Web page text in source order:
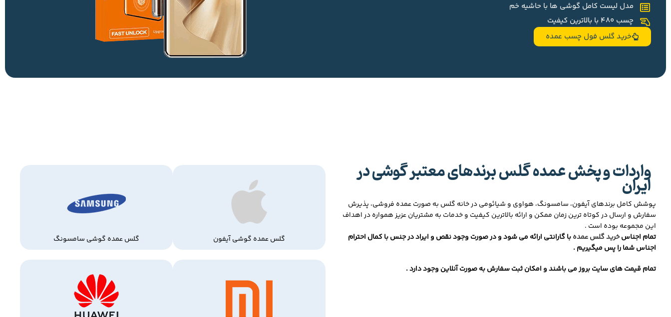
مدل لیست کامل گوشی ها با حاشیه خم
چسب 480 با بالاترین کیفیت
خرید گلس فول چسب عمده
واردات و پخش عمده گلس برندهای معتبر گوشی در
ایران
پوشش کامل برندهای آیفون، سامسونگ، هواوی و شیائومی در خانه گلس به صورت عمده فروشی، پذیرش
سفارش و ارسال در کوتاه ترین زمان ممکن و ارائه بالاترین کیفیت و خدمات به مشتریان عزیز همواره در اهداف
این مجموعه بوده است .
تمام اجناسخرید گلس عمدهبا گارانتی ارائه می شود و در صورت وجود نقص و ایراد در جنس با کمال احترام
اجناس شما را پس میگیریم .
تمام قیمت های سایت بروز می باشند و امکان ثبت سفارش به صورت آنلاین وجود دارد .
گلس عمده گوشی آیفون گلس عمده گوشی سامسونگ